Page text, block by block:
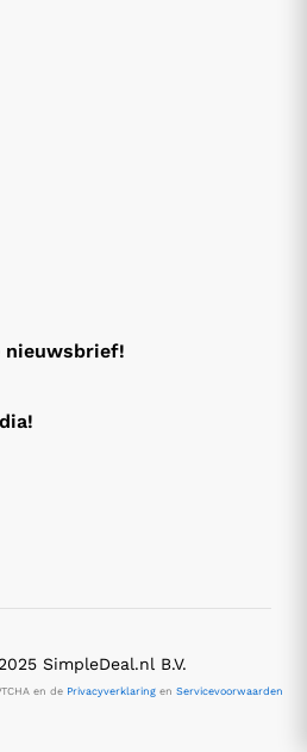
nieuwsbrief!
SimpleDeal.nl B.V.
en de Privacyverklaring en Servicevoorwaarden